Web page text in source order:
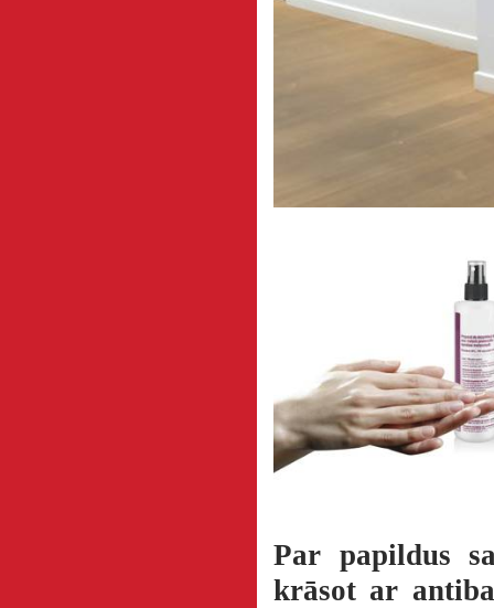
Par papildus
krāsot ar